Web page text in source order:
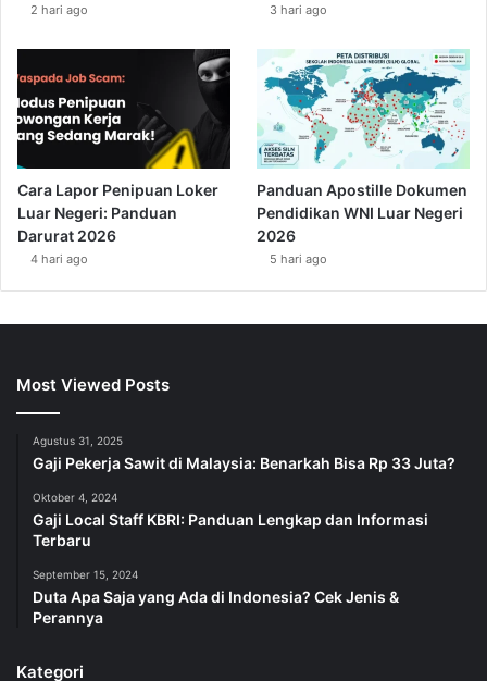
2 hari ago 3 hari ago
Cara Lapor Penipuan Loker
Luar Negeri: Panduan
Darurat 2026
4 hari ago
Panduan Apostille Dokumen
Pendidikan WNI Luar Negeri
2026
5 hari ago
Most Viewed Posts
Agustus 31, 2025
Gaji Pekerja Sawit di Malaysia: Benarkah Bisa Rp 33 Juta?
Oktober 4, 2024
Gaji Local Staff KBRI: Panduan Lengkap dan Informasi
Terbaru
September 15, 2024
Duta Apa Saja yang Ada di Indonesia? Cek Jenis &
Perannya
Kategori